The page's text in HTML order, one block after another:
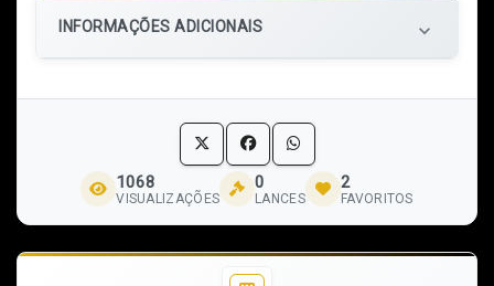
INFORMAÇÕES ADICIONAIS keyboard_arrow_down
1068
VISUALIZAÇÕES
0
LANCES
2
FAVORITOS